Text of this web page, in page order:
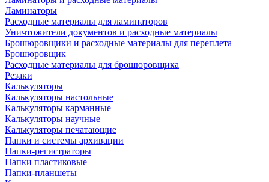
Ламинаторы
Расходные материалы для ламинаторов
Уничтожители документов и расходные материалы
Брошюровщики и расходные материалы для переплета
Брошюровщик
Расходные материалы для брошюровщика
Резаки
Калькуляторы
Калькуляторы настольные
Калькуляторы карманные
Калькуляторы научные
Калькуляторы печатающие
Папки и системы архивации
Папки-регистраторы
Папки пластиковые
Папки-планшеты